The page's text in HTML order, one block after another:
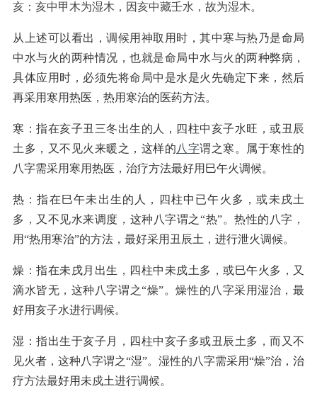
亥：亥中甲木为湿木，因亥中藏壬水，故为湿木。
从上述可以看出，调候用神取用时，其中寒与热乃是命局
中水与火的两种情况，也就是命局中水与火的两种弊病，
具体应用时，必须先将命局中是水是火先确定下来，然后
再采用寒用热医，热用寒治的医药方法。
寒：指在亥子丑三冬出生的人，四柱中亥子水旺，或丑辰
土多，又不见火来暖之，这样的八字谓之寒。属于寒性的
八字需采用寒用热医，治疗方法最好用巳午火调候。
热：指在巳午未出生的人，四柱中已午火多，或未戌土
多，又不见水来调度，这种八字谓之“热”。热性的八字，
用“热用寒治”的方法，最好采用丑辰土，进行泄火调候。
燥：指在未戌月出生，四柱中未戍土多，或巳午火多，又
滴水皆无，这种八字谓之“燥”。燥性的八字采用湿治，最
好用亥子水进行调候。
湿：指出生于亥子月，四柱中亥子多或丑辰土多，而又不
见火者，这种八字谓之“湿”。湿性的八字需采用“燥”治，治
疗方法最好用未戍土进行调候。